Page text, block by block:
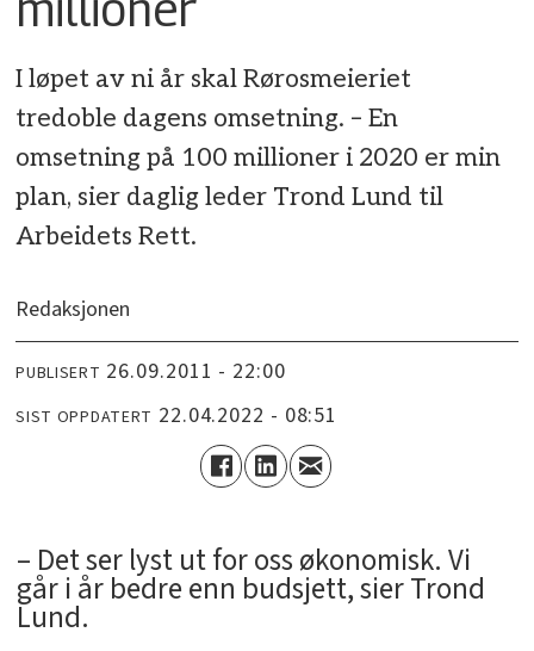
I løpet av ni år skal Rørosmeieriet
tredoble dagens omsetning. – En
omsetning på 100 millioner i 2020 er min
plan, sier daglig leder Trond Lund til
Arbeidets Rett.
Redaksjonen
PUBLISERT 26.09.2011 - 22:00
SIST OPPDATERT 22.04.2022 - 08:51
– Det ser lyst ut for oss økonomisk. Vi
går i år bedre enn budsjett, sier Trond
Lund.